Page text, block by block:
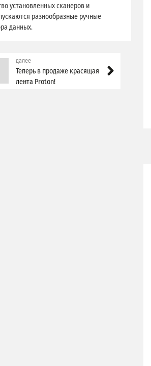
установленных сканеров и
разнообразные ручные
данных.
далее
Теперь в продаже красящая
лента Proton!